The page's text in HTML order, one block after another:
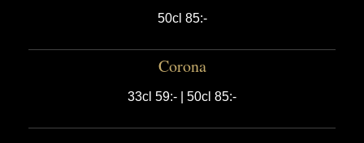
50cl 85:-
Corona
33cl 59:- | 50cl 85:-